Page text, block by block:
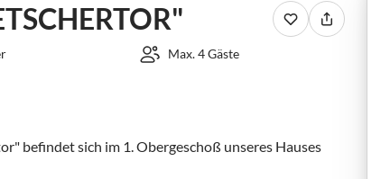
Max. 4 Gäste
befindet sich im 1. Obergeschoß unseres Hauses